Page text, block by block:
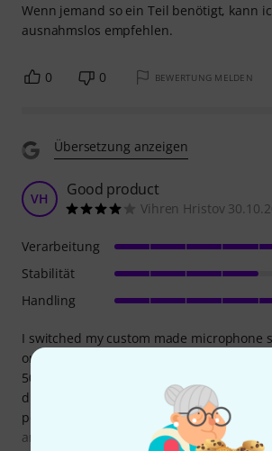
Wenn jemand so ein Teil benötigt, kann
ausnahmslos empfehlen.
0 0 BEWERTUNG MELDEN
Übersetzung anzeigen
VH Good product
Vihren Hristov
I switched my custom made microphone
one. I needed something light and
5000 and 9000 models were not an
diaphragm condensers on a stereo bar in
perpendicular to the line between the
and the point where the beater strikes
Verarbeitung
Stabilität
Handling